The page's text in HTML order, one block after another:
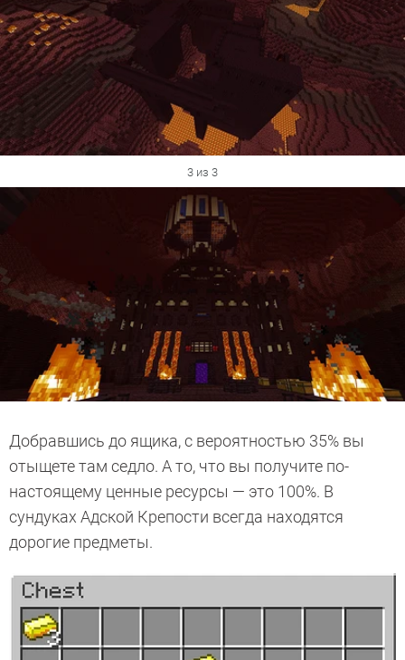
3 из 3
Добравшись до ящика, с вероятностью 35% вы
отыщете там седло. А то, что вы получите по-
настоящему ценные ресурсы — это 100%. В
сундуках Адской Крепости всегда находятся
дорогие предметы.